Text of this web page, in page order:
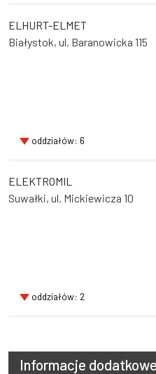
ELHURT-ELMET
Białystok, ul. Baranowicka 115
oddziałów: 6
ELEKTROMIL
Suwałki, ul. Mickiewicza 10
oddziałów: 2
Informacje dodatkowe